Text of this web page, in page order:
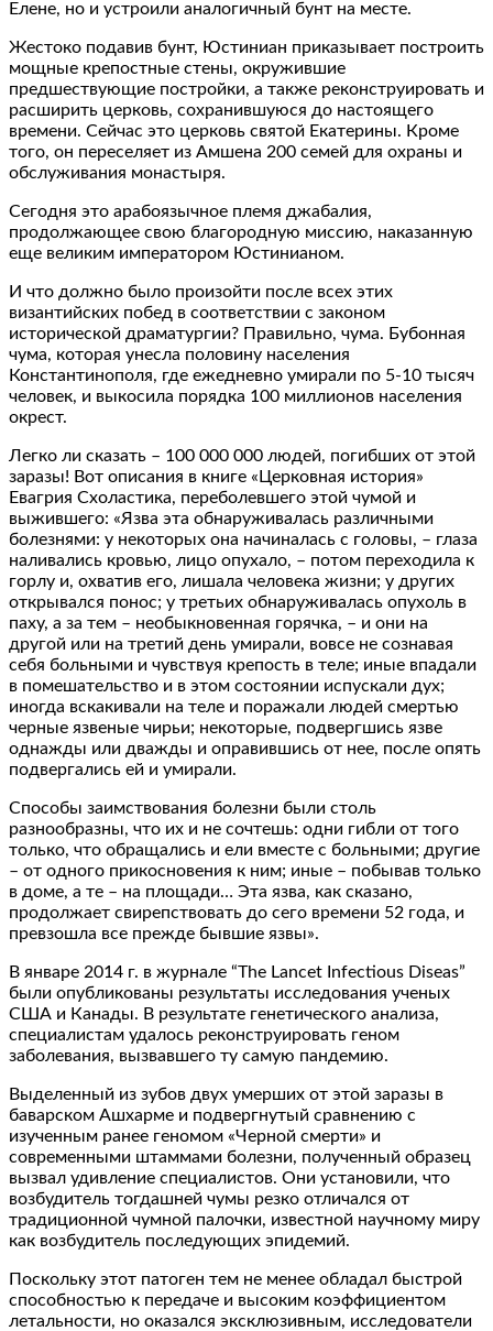
Елене, но и устроили аналогичный бунт на месте.
Жестоко подавив бунт, Юстиниан приказывает построить
мощные крепостные стены, окружившие
предшествующие постройки, а также реконструировать и
расширить церковь, сохранившуюся до настоящего
времени. Сейчас это церковь святой Екатерины. Кроме
того, он переселяет из Амшена 200 семей для охраны и
обслуживания монастыря.
Сегодня это арабоязычное племя джабалия,
продолжающее свою благородную миссию, наказанную
еще великим императором Юстинианом.
И что должно было произойти после всех этих
византийских побед в соответствии с законом
исторической драматургии? Правильно, чума. Бубонная
чума, которая унесла половину населения
Константинополя, где ежедневно умирали по 5-10 тысяч
человек, и выкосила порядка 100 миллионов населения
окрест.
Легко ли сказать – 100 000 000 людей, погибших от этой
заразы! Вот описания в книге «Церковная история»
Евагрия Схоластика, переболевшего этой чумой и
выжившего: «Язва эта обнаруживалась различными
болезнями: у некоторых она начиналась с головы, – глаза
наливались кровью, лицо опухало, – потом переходила к
горлу и, охватив его, лишала человека жизни; у других
открывался понос; у третьих обнаруживалась опухоль в
паху, а за тем – необыкновенная горячка, – и они на
другой или на третий день умирали, вовсе не сознавая
себя больными и чувствуя крепость в теле; иные впадали
в помешательство и в этом состоянии испускали дух;
иногда вскакивали на теле и поражали людей смертью
черные язвеные чирьи; некоторые, подвергшись язве
однажды или дважды и оправившись от нее, после опять
подвергались ей и умирали.
Способы заимствования болезни были столь
разнообразны, что их и не сочтешь: одни гибли от того
только, что обращались и ели вместе с больными; другие
– от одного прикосновения к ним; иные – побывав только
в доме, а те – на площади… Эта язва, как сказано,
продолжает свирепствовать до сего времени 52 года, и
превзошла все прежде бывшие язвы».
В январе 2014 г. в журнале “The Lancet Infectious Diseas”
были опубликованы результаты исследования ученых
США и Канады. В результате генетического анализа,
специалистам удалось реконструировать геном
заболевания, вызвавшего ту самую пандемию.
Выделенный из зубов двух умерших от этой заразы в
баварском Ашхарме и подвергнутый сравнению с
изученным ранее геномом «Черной смерти» и
современными штаммами болезни, полученный образец
вызвал удивление специалистов. Они установили, что
возбудитель тогдашней чумы резко отличался от
традиционной чумной палочки, известной научному миру
как возбудитель последующих эпидемий.
Поскольку этот патоген тем не менее обладал быстрой
способностью к передаче и высоким коэффициентом
летальности, но оказался эксклюзивным, исследователи